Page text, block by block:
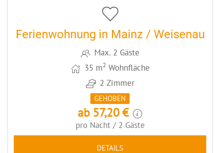
Ferienwohnung in Mainz / Weisenau
Max. 2 Gäste
35 m2 Wohnfläche
2 Zimmer
GEHOBEN
ab 57,20 €
pro Nacht / 2 Gäste
DETAILS